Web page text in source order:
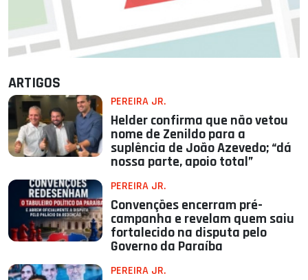
ARTIGOS
PEREIRA JR.
Helder confirma que não vetou
nome de Zenildo para a
suplência de João Azevedo; “dá
nossa parte, apoio total”
PEREIRA JR.
Convenções encerram pré-
campanha e revelam quem saiu
fortalecido na disputa pelo
Governo da Paraíba
PEREIRA JR.